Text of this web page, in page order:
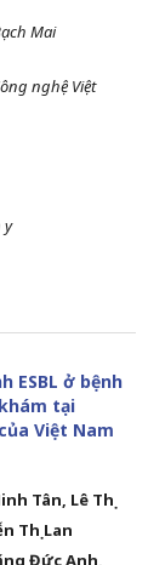
Mai
nghệ Việt
y
ESBL ở bệnh
tại
Việt Nam
Tân, Lê Thị
Thị Lan
Đức Anh,